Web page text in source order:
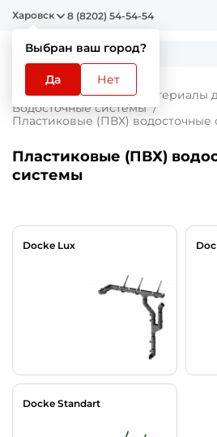
Харовск
Выбран ваш город?
Да Нет
8 (8202) 54-54-54
Главная Каталог
Материалы
Водосточные системы
Пластиковые (ПВХ) водосточные
Пластиковые (ПВХ)
системы
Docke Lux
Docke Standart